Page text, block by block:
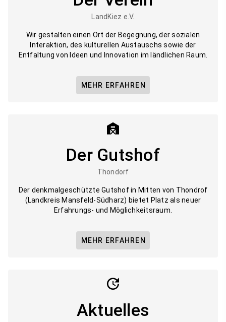
LandKiez e.V.
Wir gestalten einen Ort der Begegnung, der sozialen
Interaktion, des kulturellen Austauschs sowie der
Entfaltung von Ideen und Innovation im ländlichen Raum.
MEHR ERFAHREN
Der Gutshof
Thondorf
Der denkmalgeschützte Gutshof in Mitten von Thondrof
(Landkreis Mansfeld-Südharz) bietet Platz als neuer
Erfahrungs- und Möglichkeitsraum.
MEHR ERFAHREN
Aktuelles